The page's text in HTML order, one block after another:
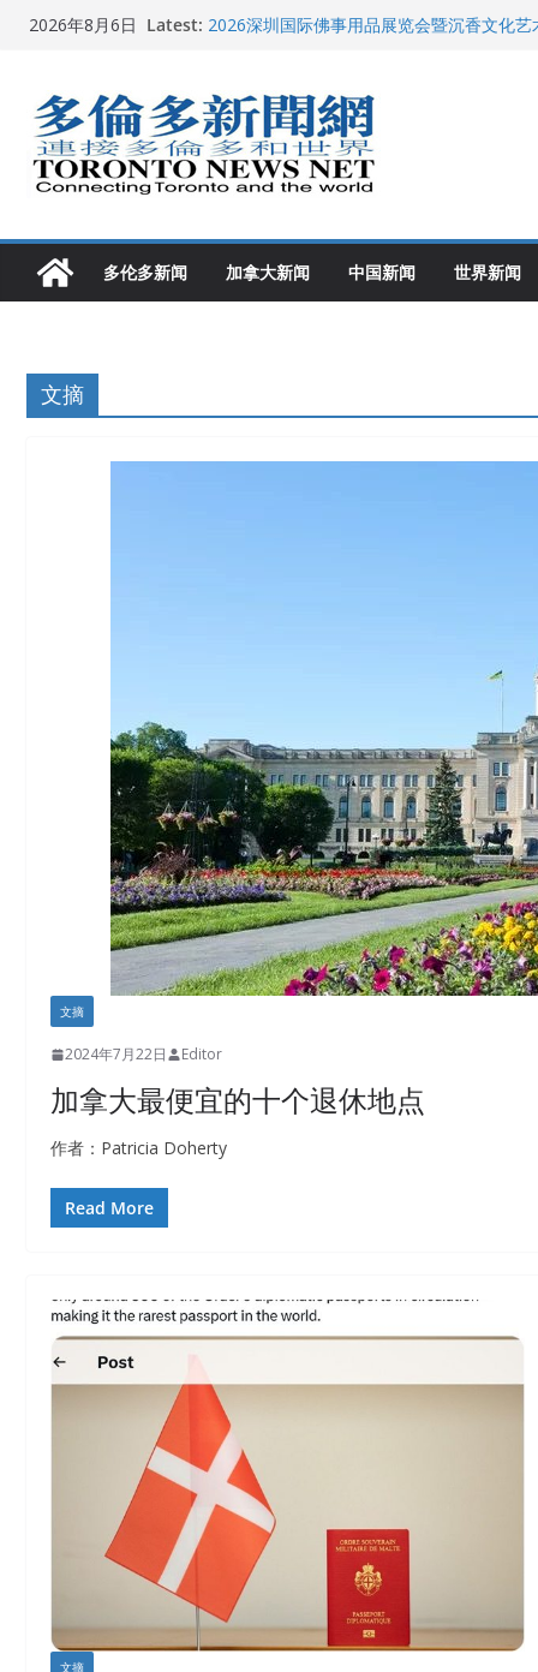
Skip2026年8月6日 Latest: 2026深圳国际佛事用品展览会暨沉香文化
2026加拿大青少年儿童绘画比赛颁奖典礼多
龚晓华参加多伦多骄傲大游行 与市民分享竞
多伦多市长选举拉开帷幕 多名华人候选人宣
多伦多新闻 加拿大新闻 中国新闻 世界新闻
文摘
文摘
2024年7月22日 Editor
加拿大最便宜的十个退休地点
作者：Patricia Doherty
Read More
文摘